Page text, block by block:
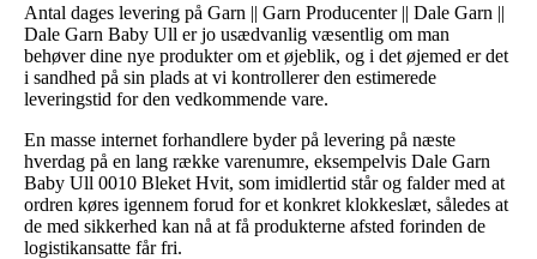
Antal dages levering på Garn || Garn Producenter || Dale Garn ||
Dale Garn Baby Ull er jo usædvanlig væsentlig om man
behøver dine nye produkter om et øjeblik, og i det øjemed er det
i sandhed på sin plads at vi kontrollerer den estimerede
leveringstid for den vedkommende vare.
En masse internet forhandlere byder på levering på næste
hverdag på en lang række varenumre, eksempelvis Dale Garn
Baby Ull 0010 Bleket Hvit, som imidlertid står og falder med at
ordren køres igennem forud for et konkret klokkeslæt, således at
de med sikkerhed kan nå at få produkterne afsted forinden de
logistikansatte får fri.